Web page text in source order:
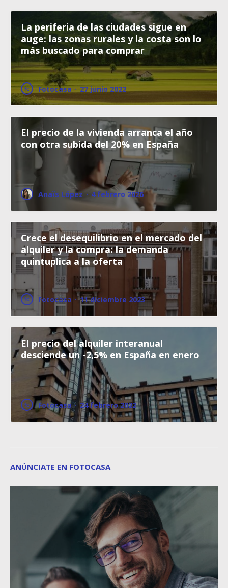
La periferia de las ciudades sigue en
auge: las zonas rurales y la costa son lo
más buscado para comprar
Fotocasa · 27 junio 2022
El precio de la vivienda arranca el año
con otra subida del 20% en España
Anaïs López · 4 febrero 2026
Crece el desequilibrio en el mercado del
alquiler y la compra: la demanda
quintuplica a la oferta
Fotocasa · 11 diciembre 2023
El precio del alquiler interanual
desciende un -2,5% en España en enero
Fotocasa · 24 febrero 2022
ANÚNCIATE EN FOTOCASA